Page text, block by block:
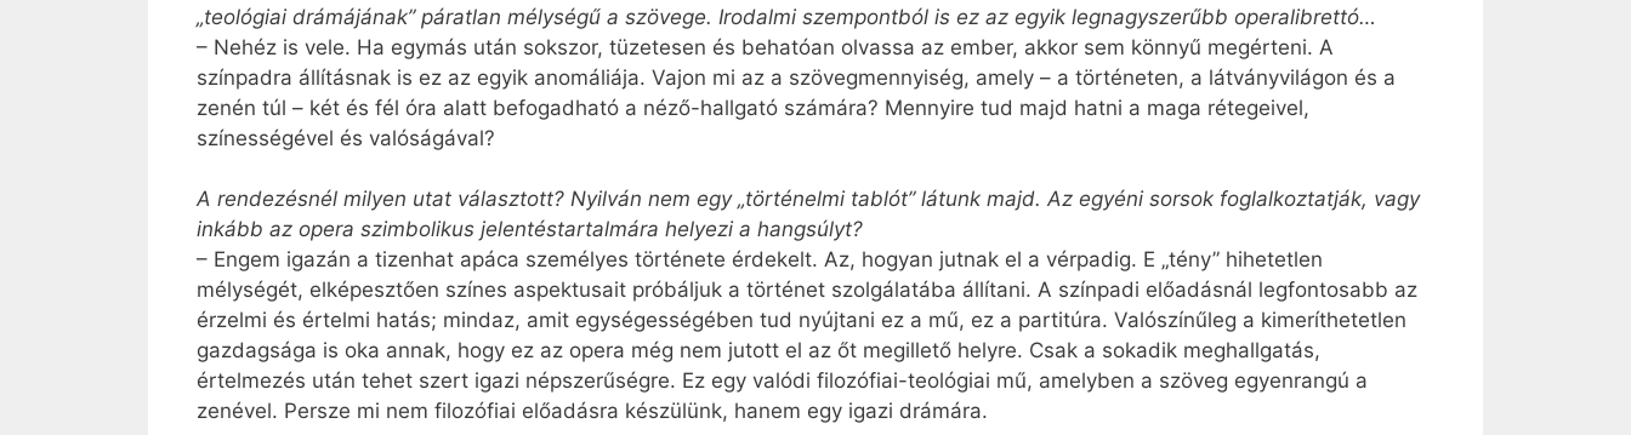
„teológiai drámájának” páratlan mélységű a szövege. Irodalmi szempontból is ez az egyik legnagyszerűbb operalibrettó…
– Nehéz is vele. Ha egymás után sokszor, tüzetesen és behatóan olvassa az ember, akkor sem könnyű megérteni. A
színpadra állításnak is ez az egyik anomáliája. Vajon mi az a szövegmennyiség, amely – a történeten, a látványvilágon és a
zenén túl – két és fél óra alatt befogadható a néző-hallgató számára? Mennyire tud majd hatni a maga rétegeivel,
színességével és valóságával?
A rendezésnél milyen utat választott? Nyilván nem egy „történelmi tablót” látunk majd. Az egyéni sorsok foglalkoztatják, vagy
inkább az opera szimbolikus jelentéstartalmára helyezi a hangsúlyt?
– Engem igazán a tizenhat apáca személyes története érdekelt. Az, hogyan jutnak el a vérpadig. E „tény” hihetetlen
mélységét, elképesztően színes aspektusait próbáljuk a történet szolgálatába állítani. A színpadi előadásnál legfontosabb az
érzelmi és értelmi hatás; mindaz, amit egységességében tud nyújtani ez a mű, ez a partitúra. Valószínűleg a kimeríthetetlen
gazdagsága is oka annak, hogy ez az opera még nem jutott el az őt megillető helyre. Csak a sokadik meghallgatás,
értelmezés után tehet szert igazi népszerűségre. Ez egy valódi filozófiai-teológiai mű, amelyben a szöveg egyenrangú a
zenével. Persze mi nem filozófiai előadásra készülünk, hanem egy igazi drámára.